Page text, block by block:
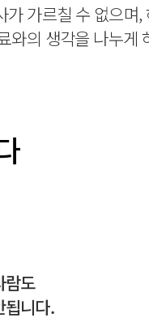
가르칠 수 없으
와의 생각을 나누
람도
됩니다.